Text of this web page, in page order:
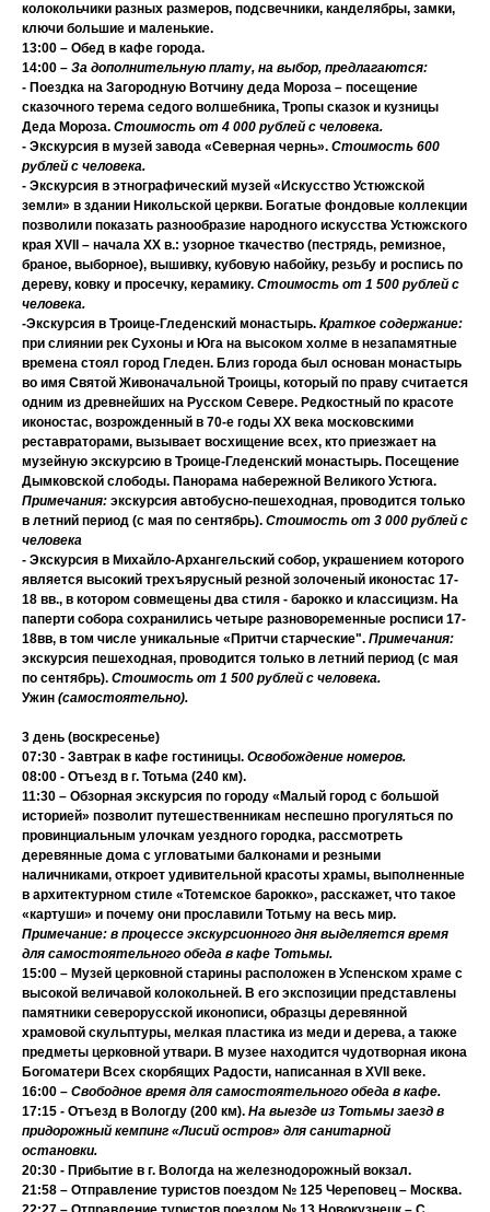
колокольчики разных размеров, подсвечники, канделябры, замки,
ключи большие и маленькие.
13:00 – Обед в кафе города.
14:00 – За дополнительную плату, на выбор, предлагаются:
- Поездка на Загородную Вотчину деда Мороза – посещение
сказочного терема седого волшебника, Тропы сказок и кузницы
Деда Мороза. Стоимость от 4 000 рублей с человека.
- Экскурсия в музей завода «Северная чернь». Стоимость 600
рублей с человека.
- Экскурсия в этнографический музей «Искусство Устюжской
земли» в здании Никольской церкви. Богатые фондовые коллекции
позволили показать разнообразие народного искусства Устюжского
края ХVII – начала ХХ в.: узорное ткачество (пестрядь, ремизное,
браное, выборное), вышивку, кубовую набойку, резьбу и роспись по
дереву, ковку и просечку, керамику. Стоимость от 1 500 рублей с
человека.
-Экскурсия в Троице-Гледенский монастырь. Краткое содержание:
при слиянии рек Сухоны и Юга на высоком холме в незапамятные
времена стоял город Гледен. Близ города был основан монастырь
во имя Святой Живоначальной Троицы, который по праву считается
одним из древнейших на Русском Севере. Редкостный по красоте
иконостас, возрожденный в 70-е годы XX века московскими
реставраторами, вызывает восхищение всех, кто приезжает на
музейную экскурсию в Троице-Гледенский монастырь. Посещение
Дымковской слободы. Панорама набережной Великого Устюга.
Примечания: экскурсия автобусно-пешеходная, проводится только
в летний период (с мая по сентябрь). Стоимость от 3 000 рублей с
человека
- Экскурсия в Михайло-Архангельский собор, украшением которого
является высокий трехъярусный резной золоченый иконостас 17-
18 вв., в котором совмещены два стиля - барокко и классицизм. На
паперти собора сохранились четыре разновоременные росписи 17-
18вв, в том числе уникальные «Притчи старческие". Примечания:
экскурсия пешеходная, проводится только в летний период (с мая
по сентябрь). Стоимость от 1 500 рублей с человека.
Ужин (самостоятельно).
3 день (воскресенье)
07:30 - Завтрак в кафе гостиницы. Освобождение номеров.
08:00 - Отъезд в г. Тотьма (240 км).
11:30 – Обзорная экскурсия по городу «Малый город с большой
историей» позволит путешественникам неспешно прогуляться по
провинциальным улочкам уездного городка, рассмотреть
деревянные дома с угловатыми балконами и резными
наличниками, откроет удивительной красоты храмы, выполненные
в архитектурном стиле «Тотемское барокко», расскажет, что такое
«картуши» и почему они прославили Тотьму на весь мир.
Примечание: в процессе экскурсионного дня выделяется время
для самостоятельного обеда в кафе Тотьмы.
15:00 – Музей церковной старины расположен в Успенском храме с
высокой величавой колокольней. В его экспозиции представлены
памятники северорусской иконописи, образцы деревянной
храмовой скульптуры, мелкая пластика из меди и дерева, а также
предметы церковной утвари. В музее находится чудотворная икона
Богоматери Всех скорбящих Радости, написанная в XVII веке.
16:00 – Свободное время для самостоятельного обеда в кафе.
17:15 - Отъезд в Вологду (200 км). На выезде из Тотьмы заезд в
придорожный кемпинг «Лисий остров» для санитарной
остановки.
20:30 - Прибытие в г. Вологда на железнодорожный вокзал.
21:58 – Отправление туристов поездом № 125 Череповец – Москва.